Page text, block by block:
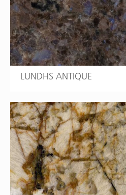
LUNDHS ANTIQUE